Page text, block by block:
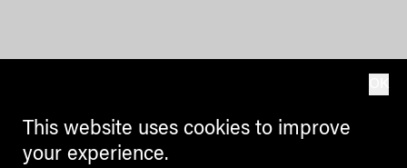
This website uses cookies to improve
your experience.